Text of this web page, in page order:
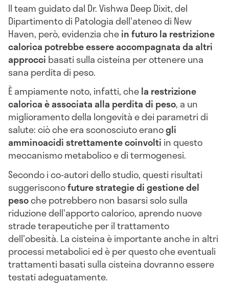
Il team guidato dal Dr. Vishwa Deep Dixit, del
Dipartimento di Patologia dell'ateneo di New
Haven, però, evidenzia chein futuro la restrizione
calorica potrebbe essere accompagnata da altri
approcci basati sulla cisteina per ottenere una
sana perdita di peso.
È ampiamente noto, infatti, chela restrizione
calorica è associata alla perdita di peso, a un
miglioramento della longevità e dei parametri di
salute: ciò che era sconosciuto eranogli
amminoacidi strettamente coinvolti in questo
meccanismo metabolico e di termogenesi.
Secondo i co-autori dello studio, questi risultati
suggerisconofuture strategie di gestione del
pesoche potrebbero non basarsi solo sulla
riduzione dell'apporto calorico, aprendo nuove
strade terapeutiche per il trattamento
dell'obesità. La cisteina è importante anche in altri
processi metabolici ed è per questo che eventuali
trattamenti basati sulla cisteina dovranno essere
testati adeguatamente.